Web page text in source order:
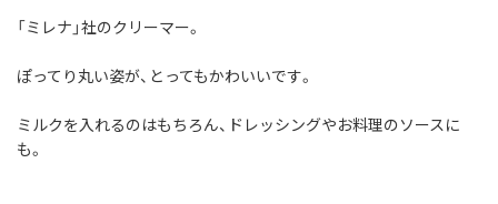
「ミレナ」社のクリーマー。
ぽってり丸い姿が、とってもかわいいです。
ミルクを入れるのはもちろん、ドレッシングやお料理のソースに
も。